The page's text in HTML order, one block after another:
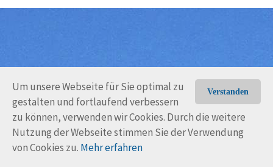
Verstanden
Um unsere Webseite für Sie optimal zu
gestalten und fortlaufend verbessern
zu können, verwenden wir Cookies. Durch die weitere
Nutzung der Webseite stimmen Sie der Verwendung
von Cookies zu. Mehr erfahren